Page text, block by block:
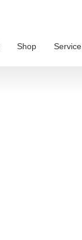
Shop Service